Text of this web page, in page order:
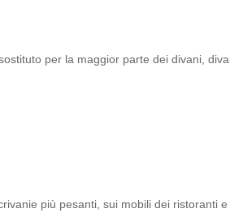
per la maggior parte dei divani,
più pesanti, sui mobili dei ristoranti